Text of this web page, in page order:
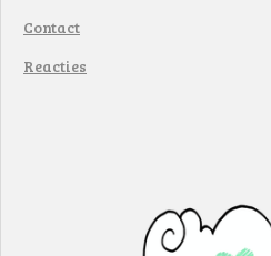
Contact
Reacties